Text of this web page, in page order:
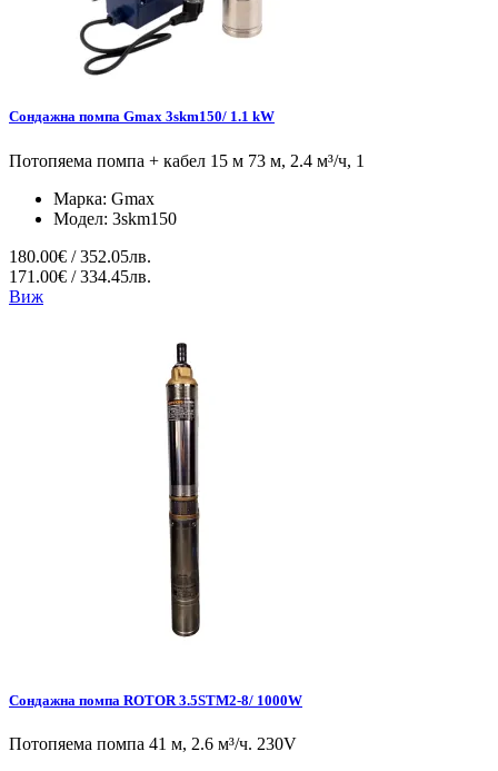
Сондажна помпа Gmax 3skm150/ 1.1 kW
Потопяема помпа + кабел 15 м 73 м, 2.4 м³/ч, 1
Марка: Gmax
Модел: 3skm150
180.00€ / 352.05лв.
171.00€ / 334.45лв.
Виж
Сондажна помпа ROTOR 3.5STM2-8/ 1000W
Потопяема помпа 41 м, 2.6 м³/ч. 230V